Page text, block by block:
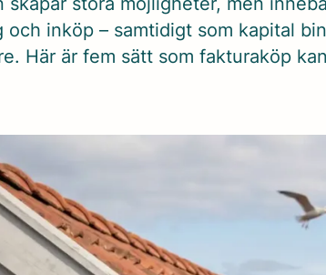
och inköp – samtidigt som kapital
Här är fem sätt som fakturaköp